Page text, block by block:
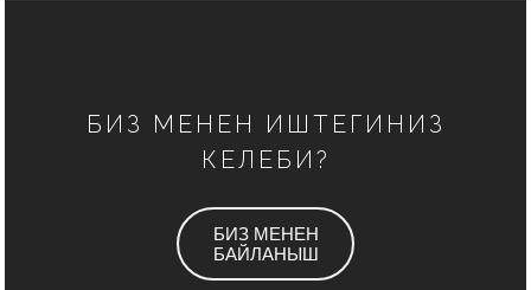
БИЗ МЕНЕН ИШТЕГИНИЗ
КЕЛЕБИ?
БИЗ МЕНЕН
БАЙЛАНЫШ